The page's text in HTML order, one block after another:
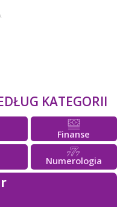
KATEGORII
Finanse
Numerologia